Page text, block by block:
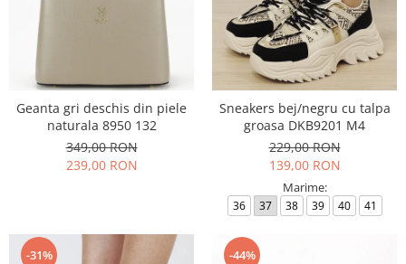
Geanta gri deschis din piele
naturala 8950 132
349,00 RON
239,00 RON
Sneakers bej/negru cu talpa
groasa DKB9201 M4
229,00 RON
139,00 RON
Marime:
36 37 38 39 40 41
-31% -44%